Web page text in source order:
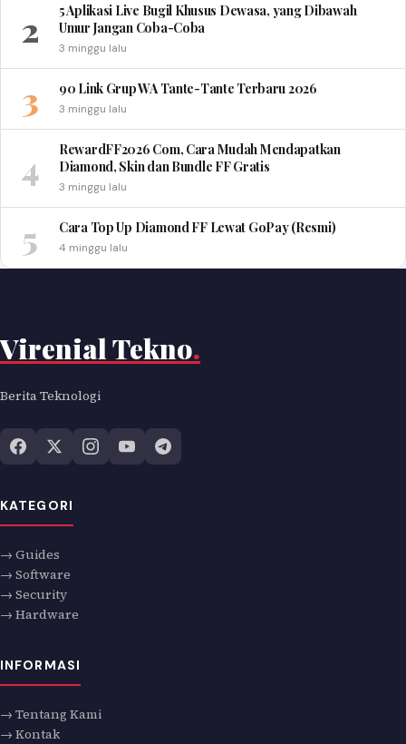
2
5 Aplikasi Live Bugil Khusus Dewasa, yang Dibawah
Umur Jangan Coba-Coba
3 minggu lalu
3 90 Link Grup WA Tante-Tante Terbaru 2026
3 minggu lalu
4
RewardFF2026 Com, Cara Mudah Mendapatkan
Diamond, Skin dan Bundle FF Gratis
3 minggu lalu
5 Cara Top Up Diamond FF Lewat GoPay (Resmi)
4 minggu lalu
Virenial Tekno.
Berita Teknologi
KATEGORI
→ Guides
→ Software
→ Security
→ Hardware
INFORMASI
→ Tentang Kami
→ Kontak